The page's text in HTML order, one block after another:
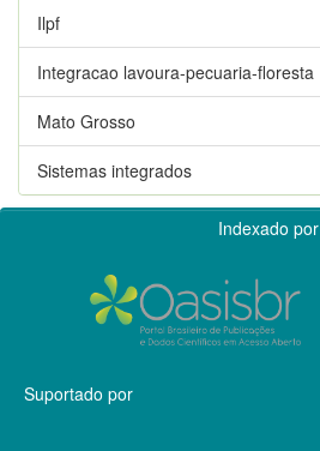
Ilpf
Integracao lavoura-pecuaria-floresta
Mato Grosso
Sistemas integrados
Indexado por
Suportado por